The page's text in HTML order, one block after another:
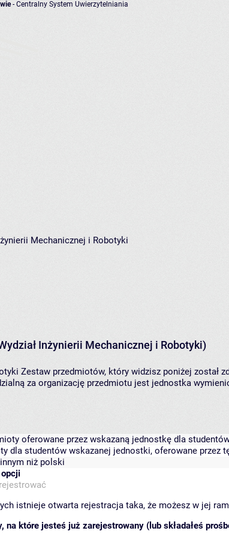
- Centralny System Uwierzytelniania
Mechanicznej i Robotyki
Inżynierii Mechanicznej i Robotyki)
Zestaw przedmiotów, który widzisz poniżej został
za organizację przedmiotu jest jednostka
oferowane przez wskazaną jednostkę dla
dla studentów wskazanej jednostki, oferowane przez
niż polski
istnieje otwarta rejestracja taka, że możesz w jej
które jesteś już zarejestrowany (lub składałeś